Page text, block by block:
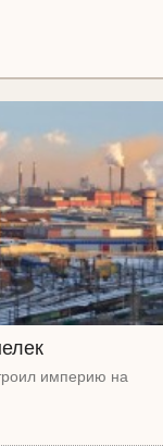
империю на